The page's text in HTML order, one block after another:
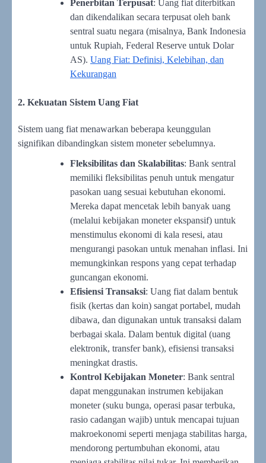
Penerbitan Terpusat: Uang fiat diterbitkan
dan dikendalikan secara terpusat oleh bank
sentral suatu negara (misalnya, Bank Indonesia
untuk Rupiah, Federal Reserve untuk Dolar
AS). Uang Fiat: Definisi, Kelebihan, dan
Kekurangan
2. Kekuatan Sistem Uang Fiat
Sistem uang fiat menawarkan beberapa keunggulan
signifikan dibandingkan sistem moneter sebelumnya.
Fleksibilitas dan Skalabilitas: Bank sentral
memiliki fleksibilitas penuh untuk mengatur
pasokan uang sesuai kebutuhan ekonomi.
Mereka dapat mencetak lebih banyak uang
(melalui kebijakan moneter ekspansif) untuk
menstimulus ekonomi di kala resesi, atau
mengurangi pasokan untuk menahan inflasi. Ini
memungkinkan respons yang cepat terhadap
guncangan ekonomi.
Efisiensi Transaksi: Uang fiat dalam bentuk
fisik (kertas dan koin) sangat portabel, mudah
dibawa, dan digunakan untuk transaksi dalam
berbagai skala. Dalam bentuk digital (uang
elektronik, transfer bank), efisiensi transaksi
meningkat drastis.
Kontrol Kebijakan Moneter: Bank sentral
dapat menggunakan instrumen kebijakan
moneter (suku bunga, operasi pasar terbuka,
rasio cadangan wajib) untuk mencapai tujuan
makroekonomi seperti menjaga stabilitas harga,
mendorong pertumbuhan ekonomi, atau